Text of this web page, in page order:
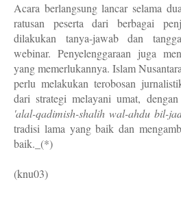
Acara berlangsung lancar selama
ratusan peserta dari berbagai
dilakukan tanya-jawab dan
webinar. Penyelenggaraan juga
yang memerlukannya. Islam
perlu melakukan terobosan
dari strategi melayani umat,
'alal-qadimish-shalih wal-ahdu bil-
tradisi lama yang baik dan
baik._(*)
(knu03)